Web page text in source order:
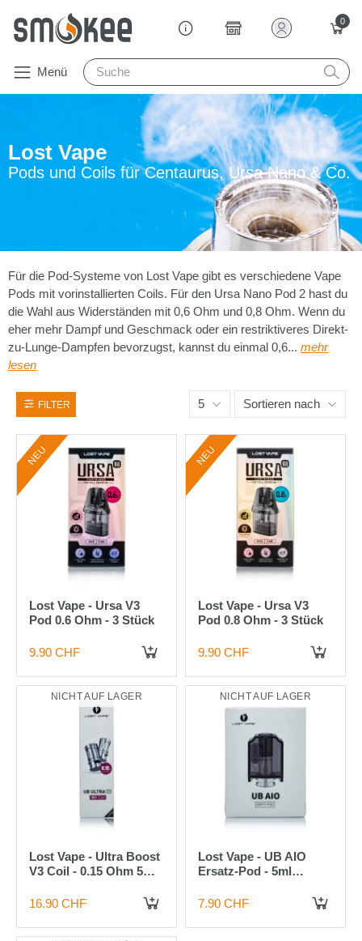
0
Menü
Lost Vape
Pods und Coils für Centaurus, Ursa Nano & Co.
Für die Pod-Systeme von Lost Vape gibt es verschiedene Vape
Pods mit vorinstallierten Coils. Für den Ursa Nano Pod 2 hast du
die Wahl aus Widerständen mit 0,6 Ohm und 0,8 Ohm. Wenn du
eher mehr Dampf und Geschmack oder ein restriktiveres Direkt-
zu-Lunge-Dampfen bevorzugst, kannst du einmal 0,6... mehr
lesen
FILTER 5 Sortieren nach
NEU
Lost Vape - Ursa V3
Pod 0.6 Ohm - 3 Stück
9.90 CHF
NEU
Lost Vape - Ursa V3
Pod 0.8 Ohm - 3 Stück
9.90 CHF
NICHT AUF LAGER
Lost Vape - Ultra Boost
V3 Coil - 0.15 Ohm 5
16.90 CHF
NICHT AUF LAGER
Lost Vape - UB AIO
Ersatz-Pod - 5ml
7.90 CHF